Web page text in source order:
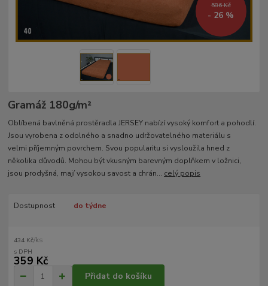
586 Kč
- 26 %
Gramáž 180g/m²­
Oblíbená bavlněná prostěradla JERSEY nabízí vysoký komfort a pohodlí.
Jsou vyrobena z odolného a snadno udržovatelného materiálu s
velmi příjemným povrchem. Svou popularitu si vysloužila hned z
několika důvodů. Mohou být vkusným barevným doplňkem v ložnici,
jsou prodyšná, mají vysokou savost a chrán... celý popis
Dostupnost do týdne
434 Kč/ks
359 Kč
Přidat do košíku